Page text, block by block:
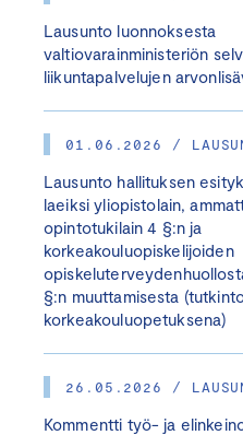
Lausunto luonnoksesta
valtiovarainministeriön
liikuntapalvelujen
01.06.2026 /
Lausunto hallituksen
laeiksi yliopistolain,
opintotukilain 4 §:n ja
korkeakouluopiskelijoiden
§:n muuttamisesta
korkeakouluopetuksena)
26.05.2026 /
Kommentti työ- ja